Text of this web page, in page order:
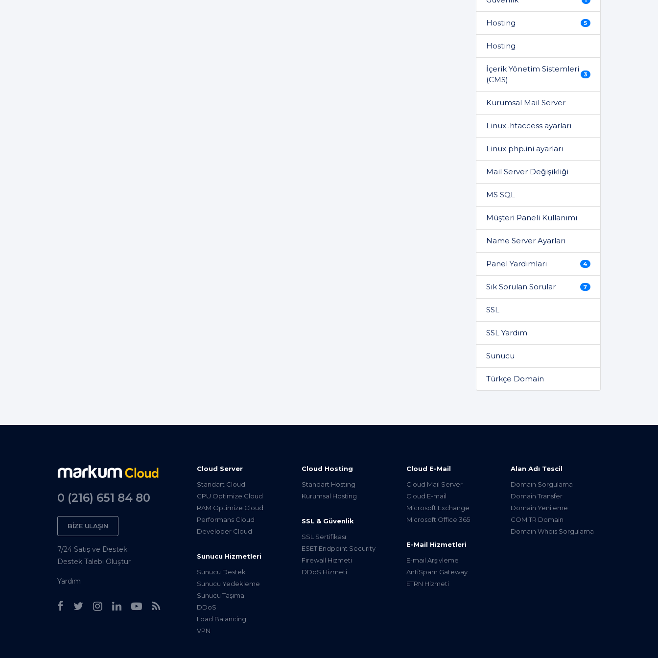
Hosting 5
Hosting
İçerik Yönetim Sistemleri
(CMS)
3
Kurumsal Mail Server
Linux .htaccess ayarları
Linux php.ini ayarları
Mail Server Değişikliği
MS SQL
Müşteri Paneli Kullanımı
Name Server Ayarları
Panel Yardımları 4
Sık Sorulan Sorular 7
SSL
SSL Yardım
Sunucu
Türkçe Domain
0 (216) 651 84 80
BİZE ULAŞIN
7/24 Satış ve Destek:
Destek Talebi Oluştur
Yardım
Cloud Server
Standart Cloud
CPU Optimize Cloud
RAM Optimize Cloud
Performans Cloud
Developer Cloud
Sunucu Hizmetleri
Sunucu Destek
Sunucu Yedekleme
Sunucu Taşıma
DDoS
Load Balancing
VPN
Cloud Hosting
Standart Hosting
Kurumsal Hosting
SSL & Güvenlik
SSL Sertifikası
ESET Endpoint Security
Firewall Hizmeti
DDoS Hizmeti
Cloud E-Mail
Cloud Mail Server
Cloud E-mail
Microsoft Exchange
Microsoft Office 365
E-Mail Hizmetleri
E-mail Arşivleme
AntiSpam Gateway
ETRN Hizmeti
Alan Adı Tescil
Domain Sorgulama
Domain Transfer
Domain Yenileme
COM.TR Domain
Domain Whois Sorgulama